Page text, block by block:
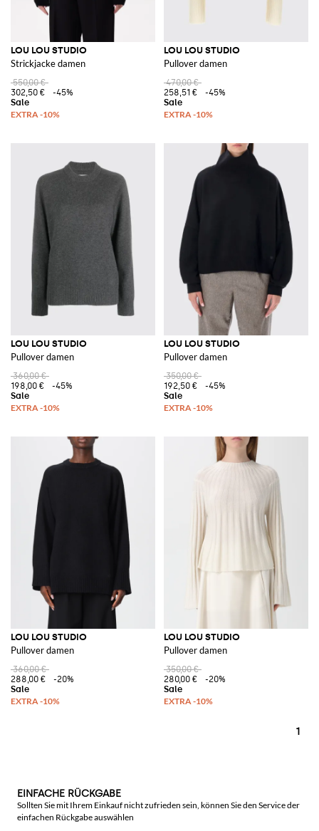
LOU LOU STUDIO
Strickjacke damen
550,00 €
302,50 €
-45%
LOU LOU STUDIO
Pullover damen
470,00 €
258,51 €
-45%
LOU LOU STUDIO
Pullover damen
360,00 €
198,00 €
-45%
LOU LOU STUDIO
Pullover damen
350,00 €
192,50 €
-45%
LOU LOU STUDIO
Pullover damen
360,00 €
288,00 €
-20%
LOU LOU STUDIO
Pullover damen
350,00 €
280,00 €
-20%
1
EINFACHE RÜCKGABE
Sollten Sie mit Ihrem Einkauf nicht zufrieden sein, können Sie den Service der
einfachen Rückgabe auswählen